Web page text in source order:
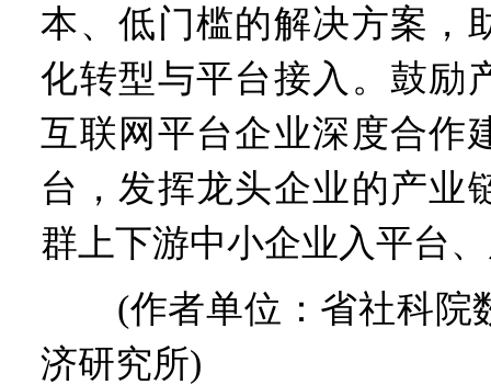
本、低门槛的解决方案，
化转型与平台接入。鼓励
互联网平台企业深度合作
台，发挥龙头企业的产业
群上下游中小企业入平台
(作者单位：省社科院
济研究所)